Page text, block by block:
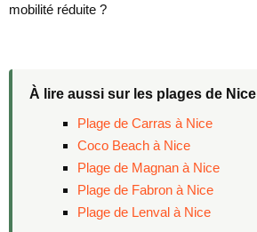
mobilité réduite ?
À lire aussi sur les plages de Nice
Plage de Carras à Nice
Coco Beach à Nice
Plage de Magnan à Nice
Plage de Fabron à Nice
Plage de Lenval à Nice